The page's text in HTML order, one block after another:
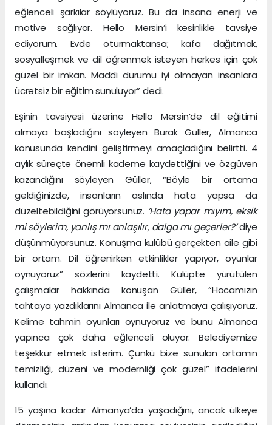
eğlenceli şarkılar söylüyoruz. Bu da insana enerji ve
motive sağlıyor. Hello Mersin’i kesinlikle tavsiye
ediyorum. Evde oturmaktansa; kafa dağıtmak,
sosyalleşmek ve dil öğrenmek isteyen herkes için çok
güzel bir imkan. Maddi durumu iyi olmayan insanlara
ücretsiz bir eğitim sunuluyor” dedi.
Eşinin tavsiyesi üzerine Hello Mersin’de dil eğitimi
almaya başladığını söyleyen Burak Güller, Almanca
konusunda kendini geliştirmeyi amaçladığını belirtti. 4
aylık süreçte önemli kademe kaydettiğini ve özgüven
kazandığını söyleyen Güller, “Böyle bir ortama
geldiğinizde, insanların aslında hata yapsa da
düzeltebildiğini görüyorsunuz. ‘Hata yapar mıyım, eksik
mi söylerim, yanlış mı anlaşılır, dalga mı geçerler?’diye
düşünmüyorsunuz. Konuşma kulübü gerçekten aile gibi
bir ortam. Dil öğrenirken etkinlikler yapıyor, oyunlar
oynuyoruz” sözlerini kaydetti. Kulüpte yürütülen
çalışmalar hakkında konuşan Güller, “Hocamızın
tahtaya yazdıklarını Almanca ile anlatmaya çalışıyoruz.
Kelime tahmin oyunları oynuyoruz ve bunu Almanca
yapınca çok daha eğlenceli oluyor. Belediyemize
teşekkür etmek isterim. Çünkü bize sunulan ortamın
temizliği, düzeni ve modernliği çok güzel” ifadelerini
kullandı.
15 yaşına kadar Almanya’da yaşadığını, ancak ülkeye